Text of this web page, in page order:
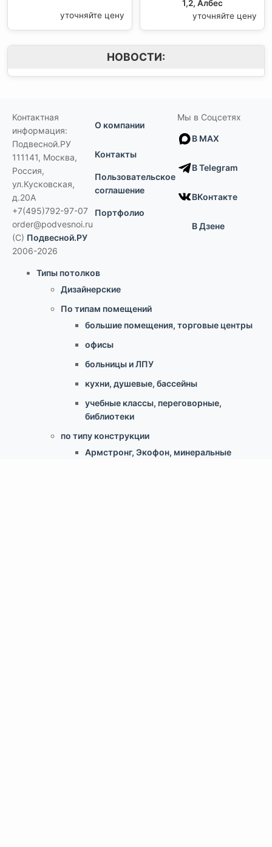
уточняйте цену
1,2, Албес
уточняйте цену
НОВОСТИ:
Контактная
информация:
Подвесной.РУ
111141, Москва,
Россия,
ул.Кусковская,
д.20А
+7(495)792-97-07
order@podvesnoi.ru
(C) Подвесной.РУ
2006-2026
О компании
Контакты
Пользовательское
соглашение
Портфолио
Мы в Соцсетях
В MAX
В Telegram
ВКонтакте
В Дзене
Типы потолков
Дизайнерские
По типам помещений
большие помещения, торговые центры
офисы
больницы и ЛПУ
кухни, душевые, бассейны
учебные классы, переговорные,
библиотеки
по типу конструкции
Армстронг, Экофон, минеральные